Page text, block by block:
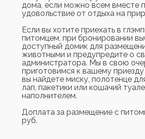
дома, если можно всем вместе
удовольствие от отдыха на
Если вы хотите приехать в
питомцем, при бронировании
доступный домик для
животными и предупредите о
администратора. Мы в свою
приготовимся к вашему
вы найдете миску, полотенце
лап, пакетики или кошачий
наполнителем.
Доплата за размещение с
руб.